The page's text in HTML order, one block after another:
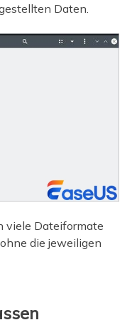
Daten.
viele Dateiformate
die jeweiligen